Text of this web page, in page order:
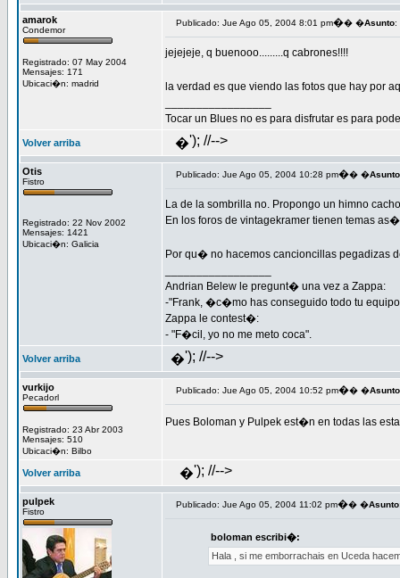
amarok
Condemor
Registrado: 07 May 2004
Mensajes: 171
Ubicaci�n: madrid
Publicado: Jue Ago 05, 2004 8:01 pm�� �Asunto:
jejejeje, q buenooo.........q cabrones!!!!
la verdad es que viendo las fotos que hay por
Tocar un Blues no es para disfrutar es para
Volver arriba �'); //-->
Otis
Fistro
Registrado: 22 Nov 2002
Mensajes: 1421
Ubicaci�n: Galicia
Publicado: Jue Ago 05, 2004 10:28 pm�� �Asunto
La de la sombrilla no. Propongo un himno
En los foros de vintagekramer tienen temas
Por qu� no hacemos cancioncillas pegadizas
Andrian Belew le pregunt� una vez a Zappa:
-"Frank, �c�mo has conseguido todo tu
Zappa le contest�:
- "F�cil, yo no me meto coca".
Volver arriba �'); //-->
vurkijo
Pecadorl
Registrado: 23 Abr 2003
Mensajes: 510
Ubicaci�n: Bilbo
Publicado: Jue Ago 05, 2004 10:52 pm�� �Asunto
Pues Boloman y Pulpek est�n en todas las
Volver arriba �'); //-->
pulpek
Fistro
Publicado: Jue Ago 05, 2004 11:02 pm�� �Asunto
boloman escribi�:
Hala , si me emborrachais en Uceda